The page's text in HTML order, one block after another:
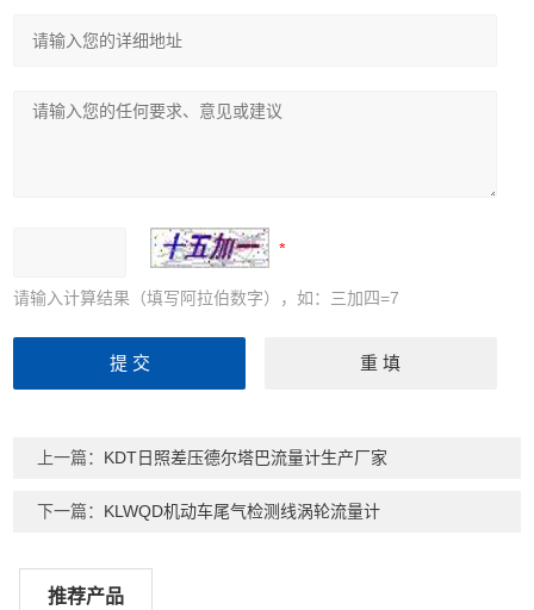
请输入计算结果（填写阿拉伯数字），如：三加四=7
上一篇： KDT日照差压德尔塔巴流量计生产厂家
下一篇： KLWQD机动车尾气检测线涡轮流量计
推荐产品